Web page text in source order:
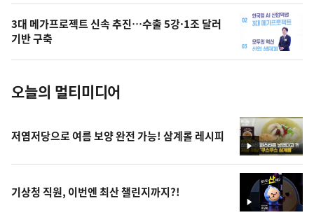
의
사
진
3대 메가프로젝트 신속 추진…수출 5강·1조 달러
기반 구축
오늘의 멀티미디어
영
상
저염저당으로 여름 보양 완전 가능! 삼계롤 레시피
영
기상청 직원, 이번엔 최산 챌린지까지?!